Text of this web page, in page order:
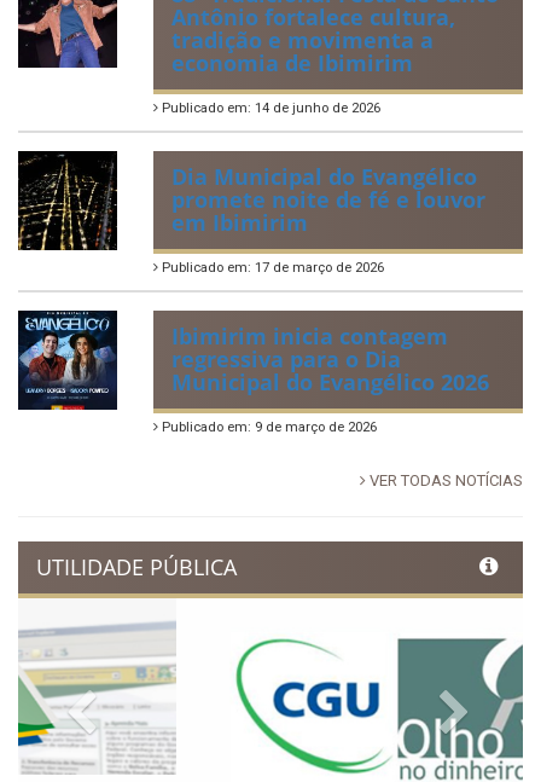
Publicado em: 2 de julho de 2026
Tradicional Festa de São Pedro
no Povoado Campos
88ª Tradicional Festa de Santo
Antônio fortalece cultura,
tradição e movimenta a
economia de Ibimirim
Publicado em: 14 de junho de 2026
Dia Municipal do Evangélico
promete noite de fé e louvor
Ibimirim inicia contagem
regressiva para o Dia
Municipal do Evangélico 2026
Publicado em: 9 de março de 2026
VER TODAS NOTÍCIAS